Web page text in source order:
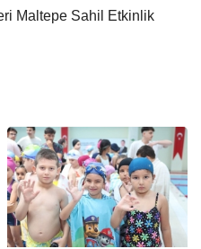
Maltepe Sahil Etkinlik